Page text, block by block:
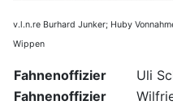
v.l.n.re Burhard Junker; Huby
Wippen
Fahnenoffizier
Uli
Fahnenoffizier